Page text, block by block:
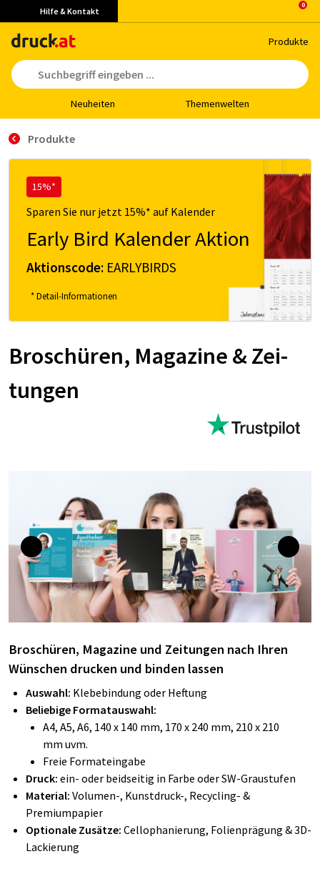
Hilfe & Kontakt
Pro­duk­te
Neu­hei­ten The­men­wel­ten
Produkte
15%*
Sparen Sie nur jetzt 15%* auf Kalender
Early Bird Kalender Aktion
Aktionscode: EARLYBIRDS
* Detail-Informationen
Bro­schü­ren, Ma­ga­zi­ne & Zei­
tun­gen
Broschüren, Magazine und Zeitungen nach Ihren
Wünschen drucken und binden lassen
Auswahl: Klebebindung oder Heftung
Beliebige Formatauswahl:
A4, A5, A6, 140 x 140 mm, 170 x 240 mm, 210 x 210
mm uvm.
Freie Formateingabe
Druck: ein- oder beidseitig in Farbe oder SW-Graustufen
Material: Volumen-, Kunstdruck-, Recycling- &
Premiumpapier
Optionale Zusätze: Cellophanierung, Folienprägung & 3D-
Lackierung